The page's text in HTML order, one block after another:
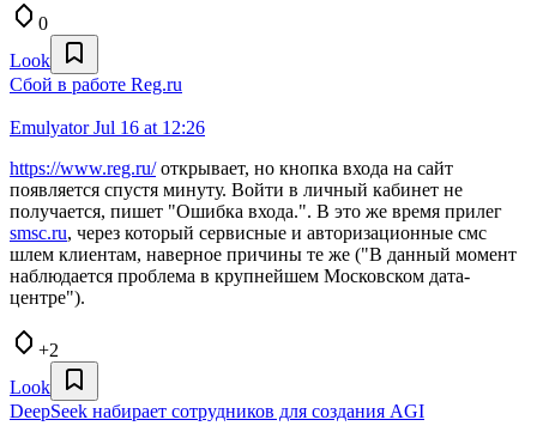
0
Look
Сбой в работе Reg.ru
EmulyatorJul 16 at 12:26
https://www.reg.ru/открывает, но кнопка входа на сайт
появляется спустя минуту. Войти в личный кабинет не
получается, пишет "Ошибка входа.". В это же время прилег
smsc.ru, через который сервисные и авторизационные смс
шлем клиентам, наверное причины те же ("В данный момент
наблюдается проблема в крупнейшем Московском дата-
центре").
+2
Look
DeepSeek набирает сотрудников для создания AGI